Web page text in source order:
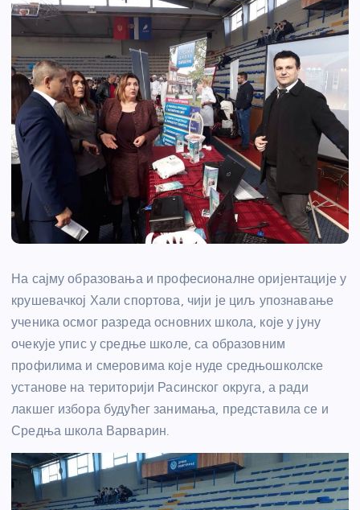
На сајму образовања и професионалне оријентације у
крушевачкој Хали спортова, чији је циљ упознавање
ученика осмог разреда основних школа, које у јуну
очекује упис у средње школе, са образовним
профилима и смеровима које нуде средњошколске
установе на територији Расинског округа, а ради
лакшег избора будућег занимања, представила се и
Средња школа Варварин.